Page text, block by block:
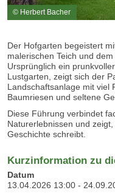
© Herbert Bacher
Der Hofgarten begeistert
malerischen Teich und
Ursprünglich ein
Lustgarten, zeigt sich der
Landschaftsanlage mit viel
Baumriesen und seltene
Diese Führung verbindet
Naturerlebnissen und
Geschichte schreibt.
Kurzinformation zu
Datum
13.04.2026 13:00 -